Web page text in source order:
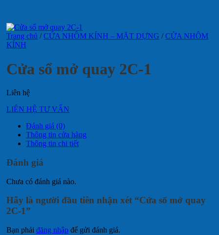
Trang chủ / CỬA NHÔM KÍNH – MẶT DỰNG / CỬA NHÔM
KÍNH
Cửa sổ mở quay 2C-1
Liên hệ
LIÊN HỆ TƯ VẤN
Đánh giá (0)
Thông tin cửa hàng
Thông tin chi tiết
Đánh giá
Chưa có đánh giá nào.
Hãy là người đầu tiên nhận xét “Cửa sổ mở quay
2C-1”
Bạn phải đăng nhập để gửi đánh giá.